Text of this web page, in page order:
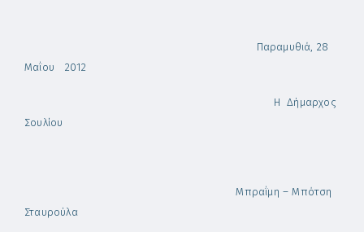
Παραμυθιά, 28
Μαΐου 2012
Η Δήμαρχος
Σουλίου
Μπραΐμη – Μπότση
Σταυρούλα